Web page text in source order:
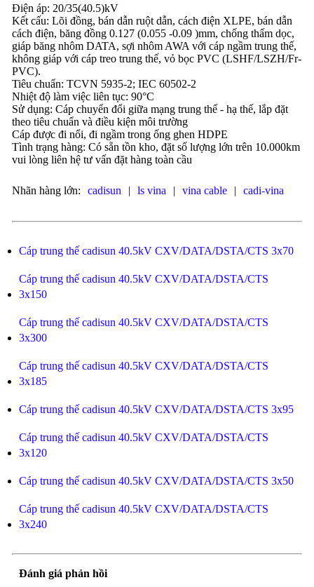
Điện áp: 20/35(40.5)kV
Kết cấu: Lõi đồng, bán dẫn ruột dẫn, cách điện XLPE, bán dẫn
cách điện, băng đồng 0.127 (0.055 -0.09 )mm, chống thấm dọc,
giáp băng nhôm DATA, sợi nhôm AWA với cáp ngầm trung thế,
không giáp với cáp treo trung thế, vỏ bọc PVC (LSHF/LSZH/Fr-
PVC).
Tiêu chuẩn: TCVN 5935-2; IEC 60502-2
Nhiệt độ làm việc liên tục: 90°C
Sử dụng: Cáp chuyển đổi giữa mạng trung thế - hạ thế, lắp đặt
theo tiêu chuẩn và điều kiện môi trường
Cáp được đi nổi, đi ngầm trong ống ghen HDPE
Tình trạng hàng: Có sẵn tồn kho, đặt số lượng lớn trên 10.000km
vui lòng liên hệ tư vấn đặt hàng toàn cầu
Nhãn hàng lớn: cadisun | ls vina | vina cable | cadi-vina
Cáp trung thế cadisun 40.5kV CXV/DATA/DSTA/CTS 3x70
Cáp trung thế cadisun 40.5kV CXV/DATA/DSTA/CTS
3x150
Cáp trung thế cadisun 40.5kV CXV/DATA/DSTA/CTS
3x300
Cáp trung thế cadisun 40.5kV CXV/DATA/DSTA/CTS
3x185
Cáp trung thế cadisun 40.5kV CXV/DATA/DSTA/CTS 3x95
Cáp trung thế cadisun 40.5kV CXV/DATA/DSTA/CTS
3x120
Cáp trung thế cadisun 40.5kV CXV/DATA/DSTA/CTS 3x50
Cáp trung thế cadisun 40.5kV CXV/DATA/DSTA/CTS
3x240
Đánh giá phản hồi